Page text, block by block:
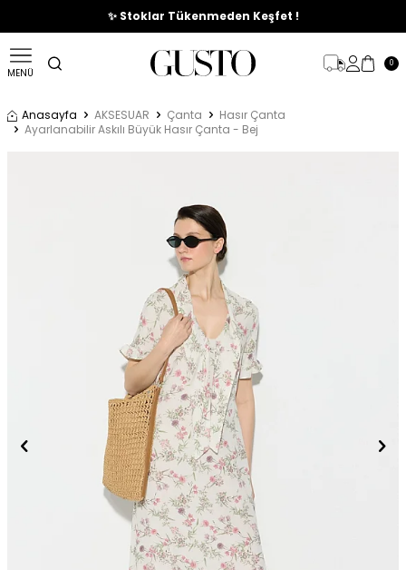
🎉%70'e Varan Büyük Yaz İndirim Başladı !
✨ Stoklar Tükenmeden Keşfet !
MENÜ
0
Anasayfa AKSESUAR Çanta
Hasır Çanta
Ayarlanabilir Askılı Büyük Hasır Çanta - Bej